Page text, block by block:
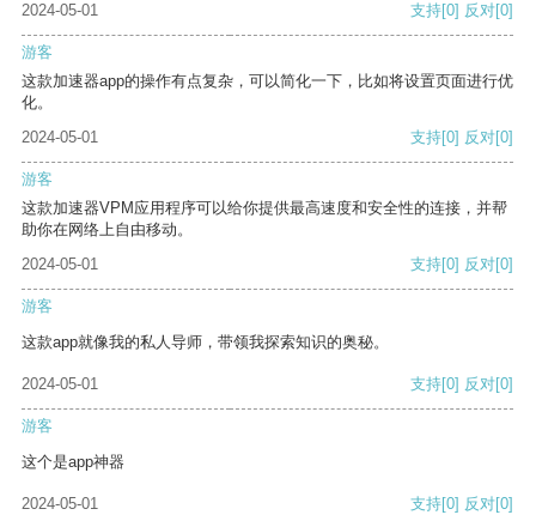
2024-05-01
支持[0] 反对[0]
游客
这款加速器app的操作有点复杂，可以简化一下，比如将设置页面进行优
化。
2024-05-01
支持[0] 反对[0]
游客
这款加速器VPM应用程序可以给你提供最高速度和安全性的连接，并帮
助你在网络上自由移动。
2024-05-01
支持[0] 反对[0]
游客
这款app就像我的私人导师，带领我探索知识的奥秘。
2024-05-01 支持[0] 反对[0]
游客
这个是app神器
2024-05-01 支持[0] 反对[0]